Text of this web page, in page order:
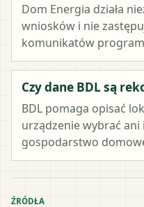
Dom Energia działa
wniosków i nie
komunikatów
Czy dane BDL są
BDL pomaga opisać
urządzenie wybrać ani
gospodarstwo
ŹRÓDŁA